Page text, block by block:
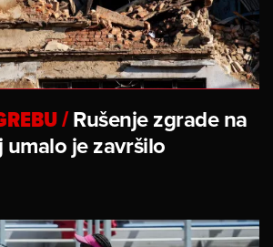
/Rušenje zgrade na
je završilo